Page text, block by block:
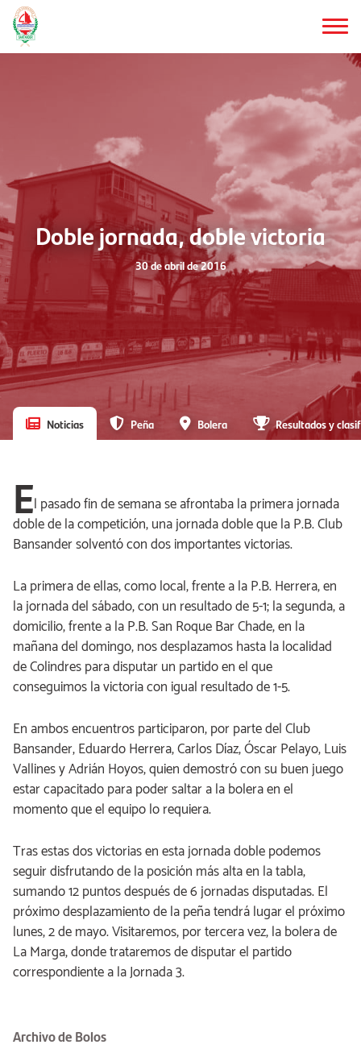
Saltar
al
contenido
Doble jornada, doble victoria
30 de abril de 2016
Noticias Peña Bolera Resultados y
El pasado fin de semana se afrontaba la primera jornada
doble de la competición, una jornada doble que la P.B. Club
Bansander solventó con dos importantes victorias.
La primera de ellas, como local, frente a la P.B. Herrera, en
la jornada del sábado, con un resultado de 5-1; la segunda, a
domicilio, frente a la P.B. San Roque Bar Chade, en la
mañana del domingo, nos desplazamos hasta la localidad
de Colindres para disputar un partido en el que
conseguimos la victoria con igual resultado de 1-5.
En ambos encuentros participaron, por parte del Club
Bansander, Eduardo Herrera, Carlos Díaz, Óscar Pelayo, Luis
Vallines y Adrián Hoyos, quien demostró con su buen juego
estar capacitado para poder saltar a la bolera en el
momento que el equipo lo requiera.
Tras estas dos victorias en esta jornada doble podemos
seguir disfrutando de la posición más alta en la tabla,
sumando 12 puntos después de 6 jornadas disputadas. El
próximo desplazamiento de la peña tendrá lugar el próximo
lunes, 2 de mayo. Visitaremos, por tercera vez, la bolera de
La Marga, donde trataremos de disputar el partido
correspondiente a la Jornada 3.
Archivo de Bolos